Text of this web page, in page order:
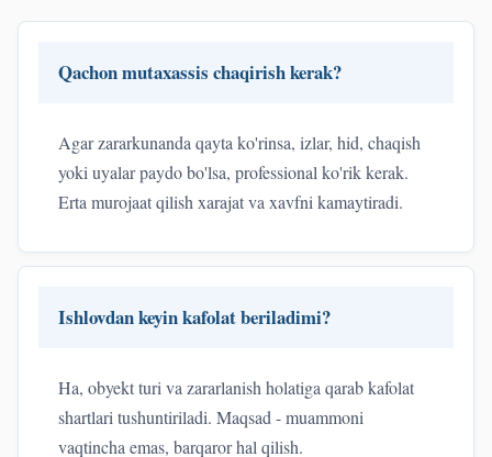
Qachon mutaxassis chaqirish kerak?
Agar zararkunanda qayta ko'rinsa, izlar, hid, chaqish
yoki uyalar paydo bo'lsa, professional ko'rik kerak.
Erta murojaat qilish xarajat va xavfni kamaytiradi.
Ishlovdan keyin kafolat beriladimi?
Ha, obyekt turi va zararlanish holatiga qarab kafolat
shartlari tushuntiriladi. Maqsad - muammoni
vaqtincha emas, barqaror hal qilish.